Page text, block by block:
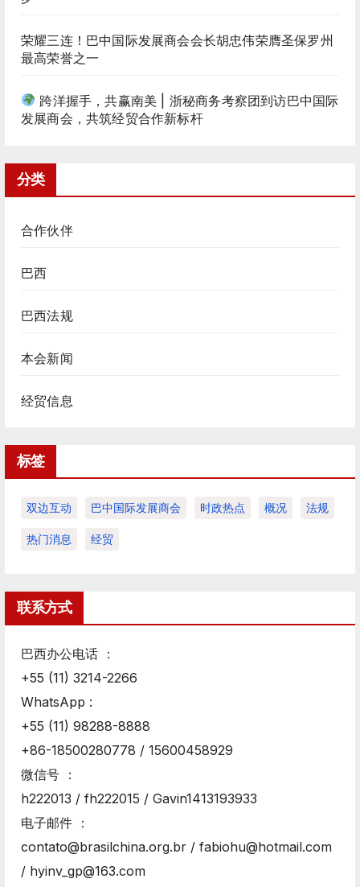
荣耀三连！巴中国际发展商会会长胡忠伟荣膺圣保罗州
最高荣誉之一
跨洋握手，共赢南美 | 浙秘商务考察团到访巴中国际
发展商会，共筑经贸合作新标杆
分类
合作伙伴
巴西
巴西法规
本会新闻
经贸信息
标签
双边互动 巴中国际发展商会 时政热点 概况 法规
热门消息 经贸
联系方式
巴西办公电话 ：
+55 (11) 3214-2266
WhatsApp :
+55 (11) 98288-8888
+86-18500280778 / 15600458929
微信号 ：
h222013 / fh222015 / Gavin1413193933
电子邮件 ：
contato@brasilchina.org.br / fabiohu@hotmail.com
/ hyinv_gp@163.com